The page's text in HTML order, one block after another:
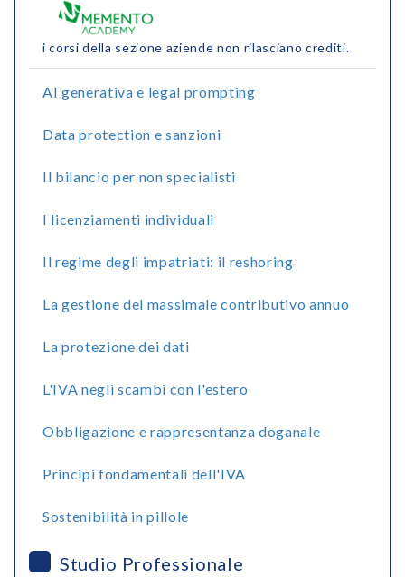
i corsi della sezione aziende non rilasciano crediti.
AI generativa e legal prompting
Data protection e sanzioni
Il bilancio per non specialisti
I licenziamenti individuali
Il regime degli impatriati: il reshoring
La gestione del massimale contributivo annuo
La protezione dei dati
L'IVA negli scambi con l'estero
Obbligazione e rappresentanza doganale
Principi fondamentali dell'IVA
Sostenibilità in pillole
Studio Professionale